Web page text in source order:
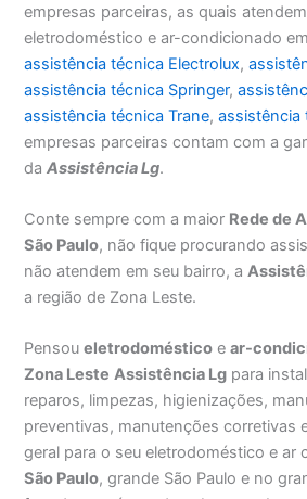
empresas parceiras, as quais
eletrodoméstico e ar-condicionado
assistência técnica Electrolux,
assistência técnica Springer,
assistência técnica Trane,assistência
empresas parceiras contam com a
daAssistência Lg.
Conte sempre com a maior Rede de
São Paulo, não fique procurando
não atendem em seu bairro, a
a região de Zona Leste.
Pensoueletrodoméstico ear-
Zona Leste Assistência Lg para
reparos, limpezas, higienizações,
preventivas, manutenções corretivas
geral para o seu eletrodoméstico e ar
São Paulo, grande São Paulo e no